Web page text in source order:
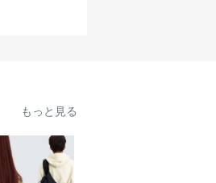
もっと見る